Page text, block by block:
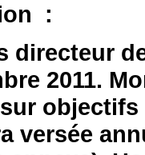
:
directeur
2011.
objectifs
versée